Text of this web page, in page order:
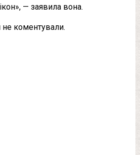
— заявила вона.
не коментували.